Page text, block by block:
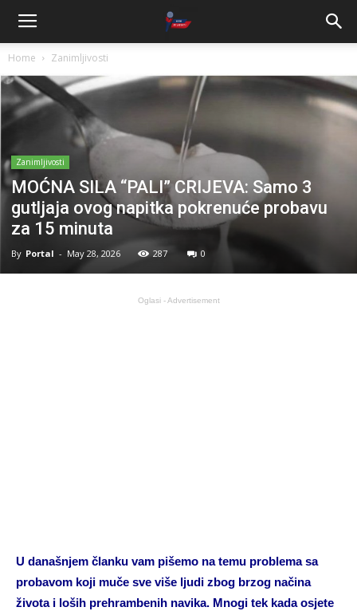
Home Zanimljivosti
Zanimljivosti
MOĆNA SILA “PALI” CRIJEVA: Samo 3
gutljaja ovog napitka pokrenuće probavu
za 15 minuta
By Portal - May 28, 2026 287 0
Oglasi - Advertisement
U današnjem članku vam pišemo na temu problema sa
probavom koji muče sve više ljudi zbog brzog načina
života i loših prehrambenih navika. Mnogi tek kada osjete